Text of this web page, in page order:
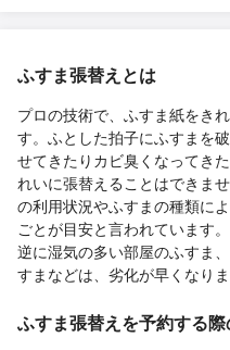
ふすま張替えとは
プロの技術で、ふすま紙をき
す。ふとした拍子にふすまを
せてきたりカビ臭くなってき
れいに張替えることはできま
の利用状況やふすまの種類に
ごとが目安と言われています
逆に湿気の多い部屋のふすま
すまなどは、劣化が早くなりま
ふすま張替えを予約する際